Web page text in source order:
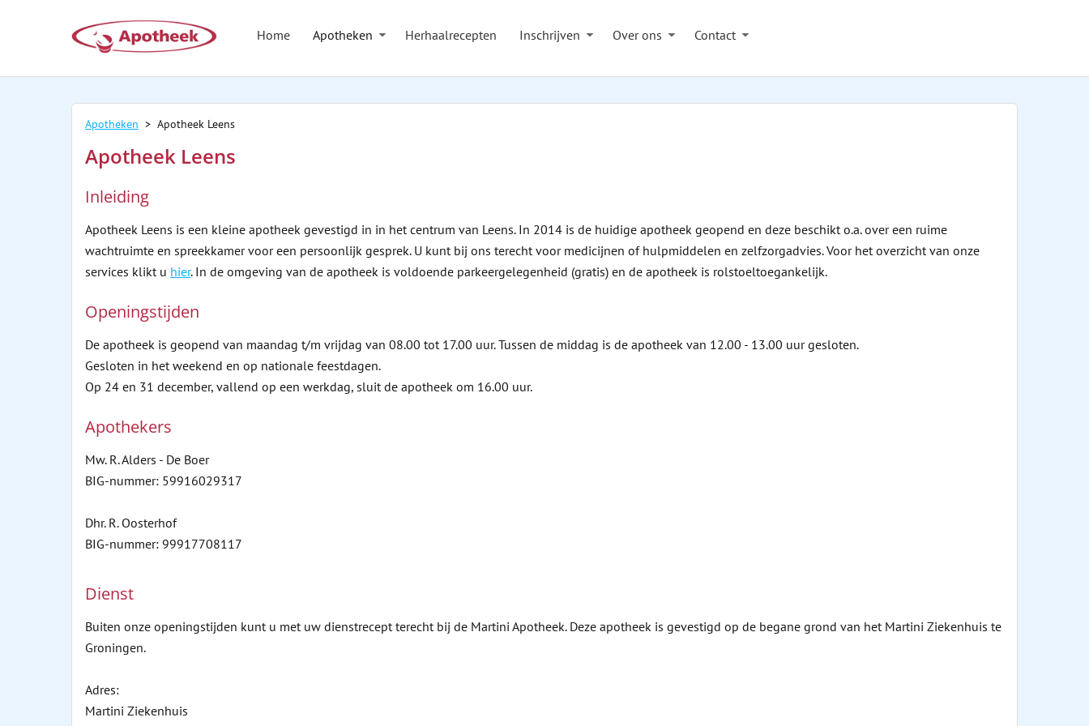
Home Apotheken Herhaalrecepten Inschrijven Over ons Contact
Apotheken > Apotheek Leens
Apotheek Leens
Inleiding
Apotheek Leens is een kleine apotheek gevestigd in in het centrum van Leens. In 2014 is de huidige apotheek geopend en deze beschikt o.a. over een ruime
wachtruimte en spreekkamer voor een persoonlijk gesprek. U kunt bij ons terecht voor medicijnen of hulpmiddelen en zelfzorgadvies. Voor het overzicht van onze
services klikt u hier. In de omgeving van de apotheek is voldoende parkeergelegenheid (gratis) en de apotheek is rolstoeltoegankelijk.
Openingstijden
De apotheek is geopend van maandag t/m vrijdag van 08.00 tot 17.00 uur. Tussen de middag is de apotheek van 12.00 - 13.00 uur gesloten.
Gesloten in het weekend en op nationale feestdagen.
Op 24 en 31 december, vallend op een werkdag, sluit de apotheek om 16.00 uur.
Apothekers
Mw. R. Alders - De Boer
BIG-nummer: 59916029317
Dhr. R. Oosterhof
BIG-nummer: 99917708117
Dienst
Buiten onze openingstijden kunt u met uw dienstrecept terecht bij de Martini Apotheek. Deze apotheek is gevestigd op de begane grond van het Martini Ziekenhuis te
Groningen.
Adres:
Martini Ziekenhuis